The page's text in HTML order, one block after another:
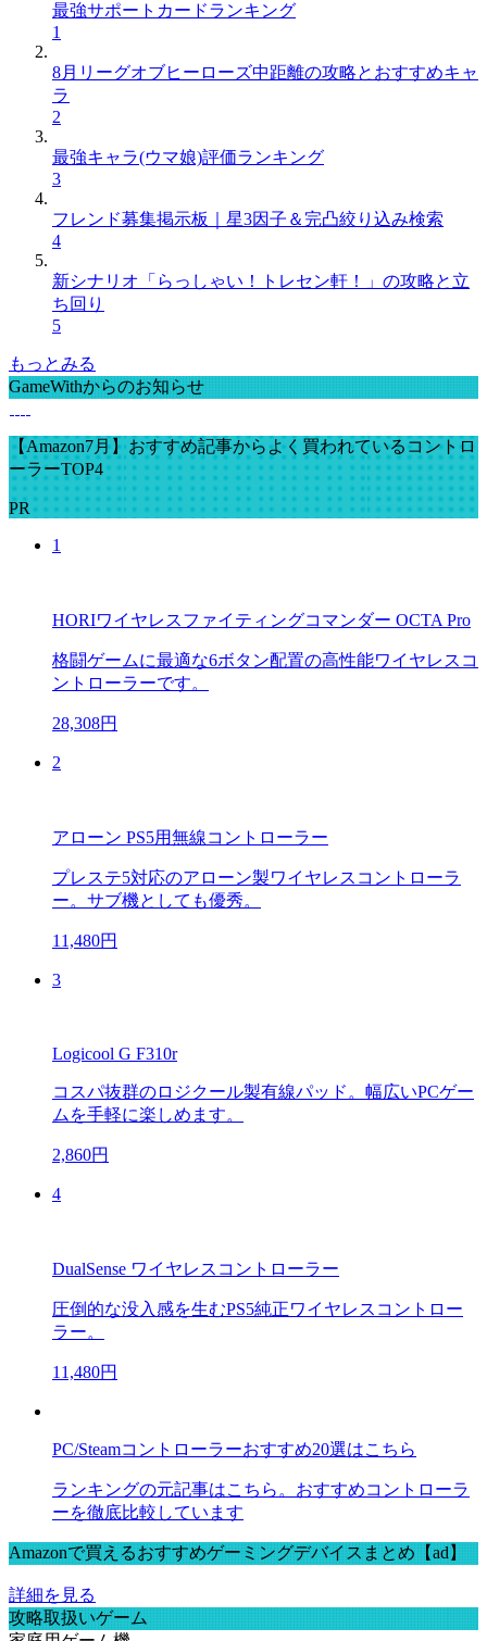
最強サポートカードランキング
1
8月リーグオブヒーローズ中距離の攻略とおすすめキャ
ラ
2
最強キャラ(ウマ娘)評価ランキング
3
フレンド募集掲示板｜星3因子＆完凸絞り込み検索
4
新シナリオ「らっしゃい！トレセン軒！」の攻略と立
ち回り
5
もっとみる
GameWithからのお知らせ
【Amazon7月】おすすめ記事からよく買われているコントロ
ーラーTOP4
PR
1
HORIワイヤレスファイティングコマンダー OCTA Pro
格闘ゲームに最適な6ボタン配置の高性能ワイヤレスコ
ントローラーです。
28,308円
2
アローン PS5用無線コントローラー
プレステ5対応のアローン製ワイヤレスコントローラ
ー。サブ機としても優秀。
11,480円
3
Logicool G F310r
コスパ抜群のロジクール製有線パッド。幅広いPCゲー
ムを手軽に楽しめます。
2,860円
4
DualSense ワイヤレスコントローラー
圧倒的な没入感を生むPS5純正ワイヤレスコントロー
ラー。
11,480円
PC/Steamコントローラーおすすめ20選はこちら
ランキングの元記事はこちら。おすすめコントローラ
ーを徹底比較しています
Amazonで買えるおすすめゲーミングデバイスまとめ【ad】
詳細を見る
攻略取扱いゲーム